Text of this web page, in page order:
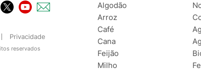
Privacidade
reservados
Algodão
Arroz
Café
Cana
Feijão
Milho